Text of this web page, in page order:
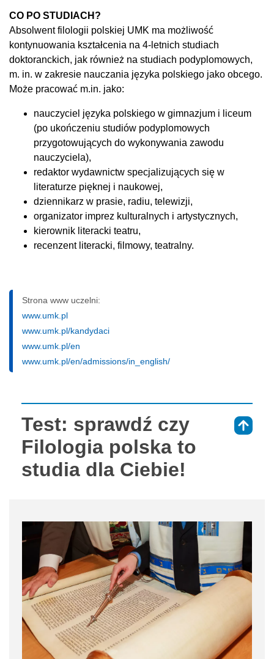
CO PO STUDIACH?
Absolwent filologii polskiej UMK ma możliwość
kontynuowania kształcenia na 4-letnich studiach
doktoranckich, jak również na studiach podyplomowych,
m. in. w zakresie nauczania języka polskiego jako obcego.
Może pracować m.in. jako:
nauczyciel języka polskiego w gimnazjum i liceum
(po ukończeniu studiów podyplomowych
przygotowujących do wykonywania zawodu
nauczyciela),
redaktor wydawnictw specjalizujących się w
literaturze pięknej i naukowej,
dziennikarz w prasie, radiu, telewizji,
organizator imprez kulturalnych i artystycznych,
kierownik literacki teatru,
recenzent literacki, filmowy, teatralny.
Strona www uczelni:
www.umk.pl
www.umk.pl/kandydaci
www.umk.pl/en
www.umk.pl/en/admissions/in_english/
Test: sprawdź czy
Filologia polska to
studia dla Ciebie!